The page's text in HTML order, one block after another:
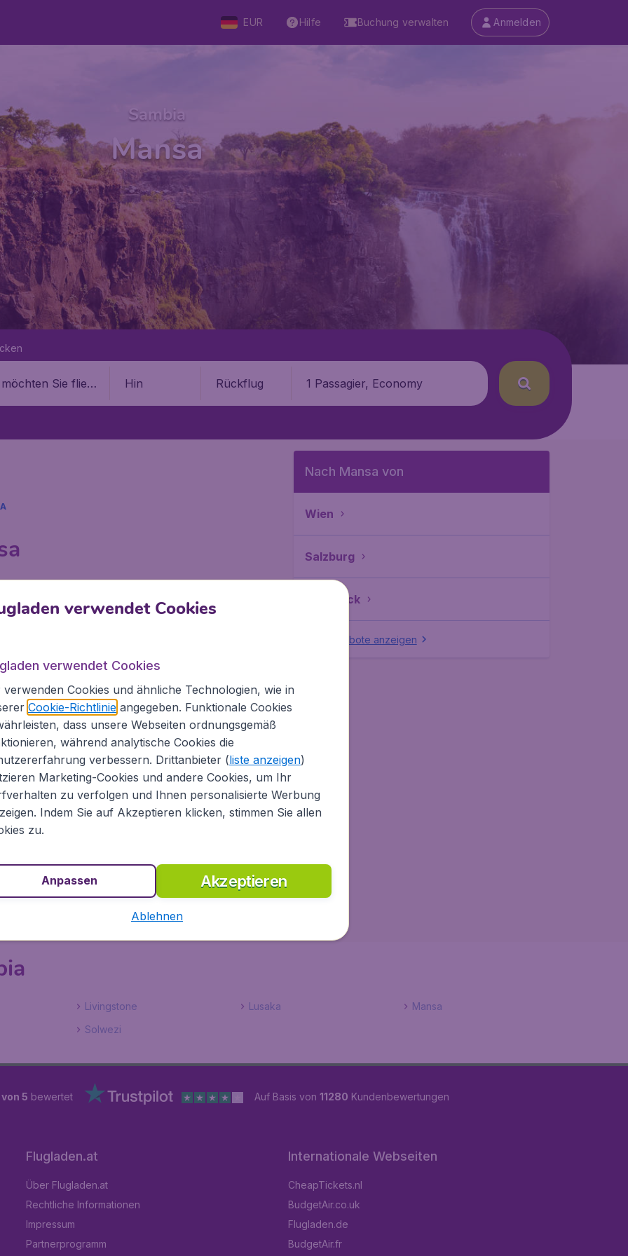
EUR Hilfe Buchung verwalten Anmelden
Sambia
Mansa
Hin Rückflug 1 Passagier, Economy
Sie sich hier über einen billigen Flug nach
ein günstiges Flugticket nach Mansa zu buchen.
und die günstigen Preise der Fluglinien.
Sie unser umfangreiches Angebot an
anderen internationalen Destinationen.
an Flugpreisen von vielen bekannten
unf Air Berlin, aber auch von vielen
Airways, Lufthansa, SWISS oder KLM. In
in einem Überblick unsere günstigsten
nach Mansa schnell und bequem online
Ihrem Reisebudget!
sondern auch günstige Hotels und Mietwagen
Mitarbeiter beraten Sie gerne und helfen Ihnen,
Ihrer Reise.
Nach Mansa von
Wien
Salzburg
Innsbruck
Alle Angebote anzeigen
Livingstone Lusaka
Mansa
Solwezi
5 bewertet Auf Basis von 11280 Kundenbewertungen
Flugladen.at
Über Flugladen.at
Rechtliche Informationen
Impressum
Partnerprogramm
Internationale Webseiten
CheapTickets.nl
BudgetAir.co.uk
Flugladen.de
BudgetAir.fr
verwendet Cookies
verwendet Cookies
verwenden Cookies und ähnliche Technologien, wie in
Cookie-Richtlinieangegeben. Funktionale Cookies
dass unsere Webseiten ordnungsgemäß
während analytische Cookies die
verbessern. Drittanbieter (liste anzeigen)
Marketing-Cookies und andere Cookies, um Ihr
zu verfolgen und Ihnen personalisierte Werbung
Indem Sie auf Akzeptieren klicken, stimmen Sie allen
zu.
Akzeptieren
Anpassen
Ablehnen